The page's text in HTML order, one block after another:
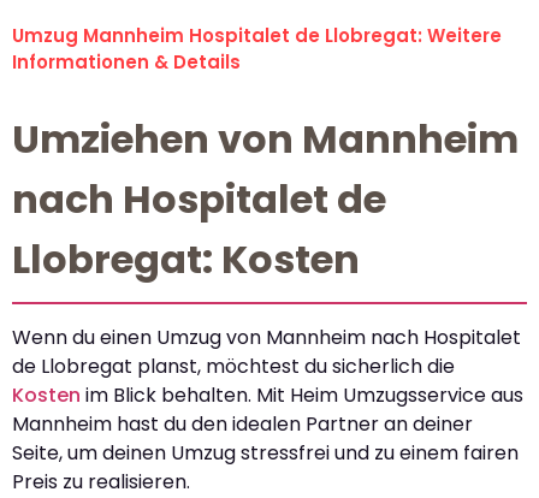
Umzug Mannheim Hospitalet de Llobregat: Weitere
Informationen & Details
Umziehen von Mannheim
nach Hospitalet de
Llobregat: Kosten
Wenn du einen Umzug von Mannheim nach Hospitalet
de Llobregat planst, möchtest du sicherlich die
Kosten im Blick behalten. Mit Heim Umzugsservice aus
Mannheim hast du den idealen Partner an deiner
Seite, um deinen Umzug stressfrei und zu einem fairen
Preis zu realisieren.